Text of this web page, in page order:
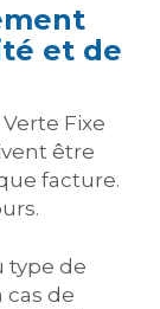
et de
Fixe
être
facture.
type de
cas de